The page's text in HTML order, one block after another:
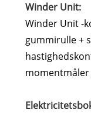
Winder Unit:
Winder Unit -
gummirulle +